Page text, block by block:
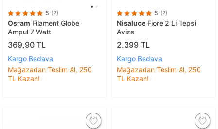
5 (2)
Osram Filament Globe
Ampul 7 Watt
369,90 TL
Kargo Bedava
Mağazadan Teslim Al, 250
TL Kazan!
5 (2)
Nisaluce Fiore 2 Li Tepsi
Avize
2.399 TL
Kargo Bedava
Mağazadan Teslim Al, 250
TL Kazan!